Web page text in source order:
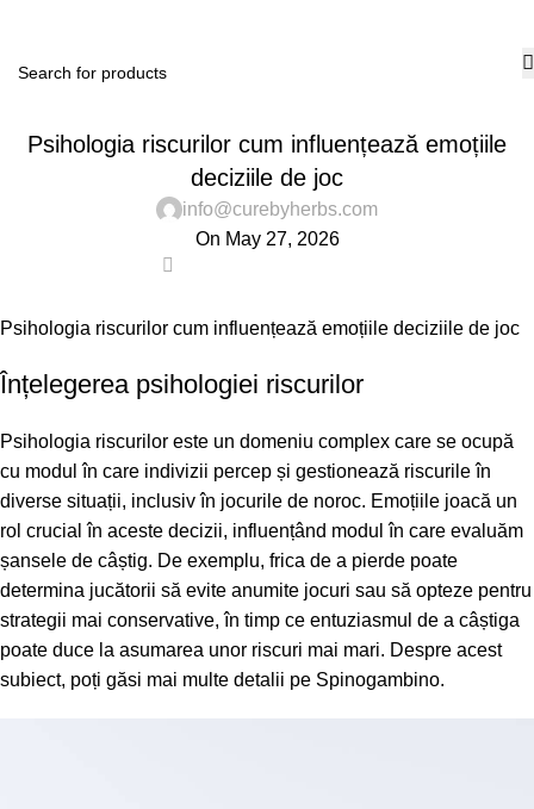
Psihologia riscurilor cum influențează emoțiile
deciziile de joc
info@curebyherbs.com
On May 27, 2026
Psihologia riscurilor cum influențează emoțiile deciziile de joc
Înțelegerea psihologiei riscurilor
Psihologia riscurilor este un domeniu complex care se ocupă
cu modul în care indivizii percep și gestionează riscurile în
diverse situații, inclusiv în jocurile de noroc. Emoțiile joacă un
rol crucial în aceste decizii, influențând modul în care evaluăm
șansele de câștig. De exemplu, frica de a pierde poate
determina jucătorii să evite anumite jocuri sau să opteze pentru
strategii mai conservative, în timp ce entuziasmul de a câștiga
poate duce la asumarea unor riscuri mai mari. Despre acest
subiect, poți găsi mai multe detalii pe Spinogambino.